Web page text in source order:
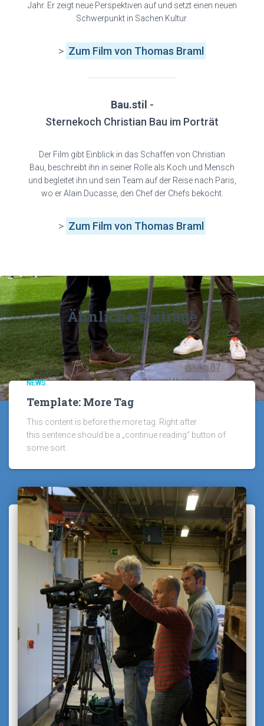
Jahr. Er zeigt neue Perspektiven auf und setzt einen neuen
Schwerpunkt in Sachen Kultur.
> Zum Film von Thomas Braml
Bau.stil -
Sternekoch Christian Bau im Porträt
Der Film gibt Einblick in das Schaffen von Christian
Bau, beschreibt ihn in seiner Rolle als Koch und Mensch
und begleitet ihn und sein Team auf der Reise nach Paris,
wo er Alain Ducasse, den Chef der Chefs bekocht.
> Zum Film von Thomas Braml
Ähnliche Beiträge
NEWS
Template: More Tag
This content is before the more tag. Right after
this sentence should be a „continue reading“ button of
some sort.